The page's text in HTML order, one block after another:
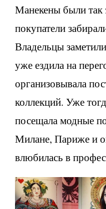
Манекены были так
покупатели
Владельцы
уже ездила на
организовывала
коллекций. Уже
посещала модные
Милане, Париже и
влюбилась в